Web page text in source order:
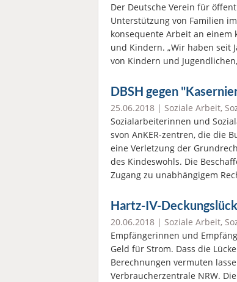
Der Deutsche Verein für
Unterstützung von Familien
konsequente Arbeit an einem
und Kindern. „Wir haben seit
von Kindern und
DBSH gegen
25.06.2018 | Soziale Arbeit,
Sozialarbeiterinnen und
svon AnKER-zentren, die die
eine Verletzung der
des Kindeswohls. Die
Zugang zu unabhängigem
Hartz-IV-
20.06.2018 | Soziale Arbeit,
Empfängerinnen und
Geld für Strom. Dass die
Berechnungen vermuten
Verbraucherzentrale NRW.